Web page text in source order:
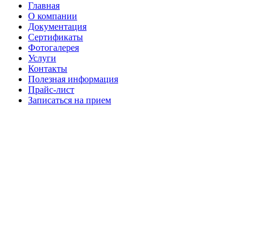
Главная
О компании
Документация
Сертификаты
Фотогалерея
Услуги
Контакты
Полезная информация
Прайс-лист
Записаться на прием